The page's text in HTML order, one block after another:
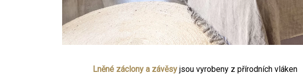
Lněné záclony a závěsy jsou vyrobeny z přírodních vláken